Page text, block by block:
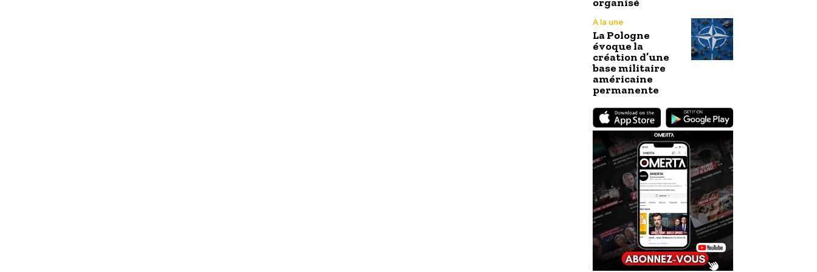
À la une
La Pologne
évoque la
création d’une
base militaire
américaine
permanente